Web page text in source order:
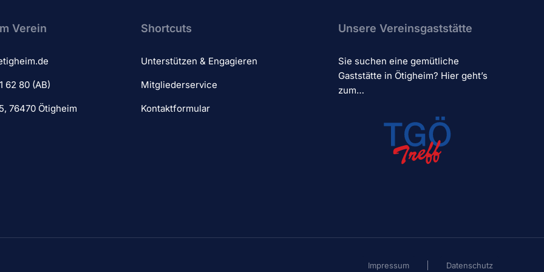
Verein​
62 80 (AB)
76470 Ötigheim
Shortcuts
Unterstützen & Engagieren
Mitgliederservice
Kontaktformular
Unsere Vereinsgaststätte
Sie suchen eine gemütliche
Gaststätte in Ötigheim? Hier geht’s
zum…
Impressum Datenschutz